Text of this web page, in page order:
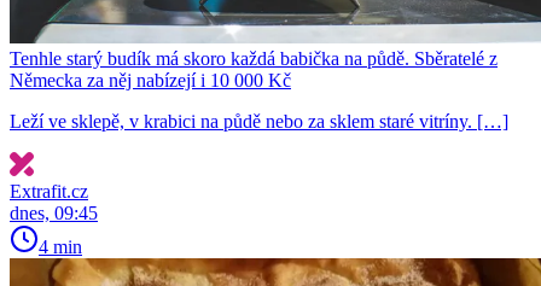
Tenhle starý budík má skoro každá babička na půdě. Sběratelé z
Německa za něj nabízejí i 10 000 Kč
Leží ve sklepě, v krabici na půdě nebo za sklem staré vitríny. […]
Extrafit.cz
dnes, 09:45
4 min